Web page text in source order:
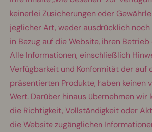
keinerlei Zusicherungen oder
jeglicher Art, weder ausdrücklich
in Bezug auf die Website, ihren
Alle Informationen, einschließlich
Verfügbarkeit und Konformität der auf
präsentierten Produkte, haben keinen
Wert. Darüber hinaus übernehmen wir
die Richtigkeit, Vollständigkeit oder
die Website zugänglichen